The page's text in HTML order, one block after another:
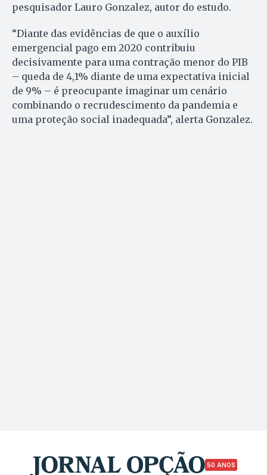
pesquisador Lauro Gonzalez, autor do estudo.
“Diante das evidências de que o auxílio
emergencial pago em 2020 contribuiu
decisivamente para uma contração menor do PIB
– queda de 4,1% diante de uma expectativa inicial
de 9% – é preocupante imaginar um cenário
combinando o recrudescimento da pandemia e
uma proteção social inadequada”, alerta Gonzalez.
50 ANOS